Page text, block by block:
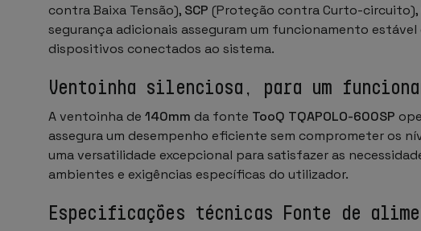
contra Baixa Tensão), SCP (Proteção contra Curto-circuito),
segurança adicionais asseguram um funcionamento
dispositivos conectados ao sistema.
Ventoinha silenciosa, para um
A ventoinha de 140mm da fonte TooQ TQAPOLO-600SP
assegura um desempenho eficiente sem comprometer os
uma versatilidade excepcional para satisfazer as
ambientes e exigências específicas do utilizador.
Especificações técnicas Fonte de